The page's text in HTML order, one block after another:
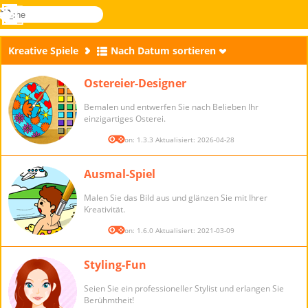
Novel
suche
Anmelden
Menü
Kreative Spiele Nach Datum sortieren
Ostereier-Designer
Bemalen und entwerfen Sie nach Belieben Ihr
einzigartiges Osterei.
Version: 1.3.3 Aktualisiert: 2026-04-28
Ausmal-Spiel
Malen Sie das Bild aus und glänzen Sie mit Ihrer
Kreativität.
Version: 1.6.0 Aktualisiert: 2021-03-09
Styling-Fun
Seien Sie ein professioneller Stylist und erlangen Sie
Berühmtheit!